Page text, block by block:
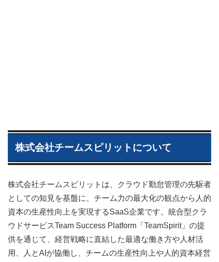
株式会社チームスピリットについて
株式会社チームスピリットは、クラウド勤怠管理の先駆者
としての知見を基盤に、チーム力の最大化の観点から人的
資本の生産性向上を実現するSaaS企業です。統合型クラ
ウドサービスTeam Success Platform「TeamSpirit」の提
供を通じて、経営戦略に直結した最適な働き方や人材活
用、人とAIが協働し、チームの生産性向上や人的資本経営